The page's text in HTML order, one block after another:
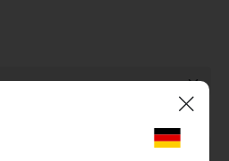
anzeigen
Rabattcode: